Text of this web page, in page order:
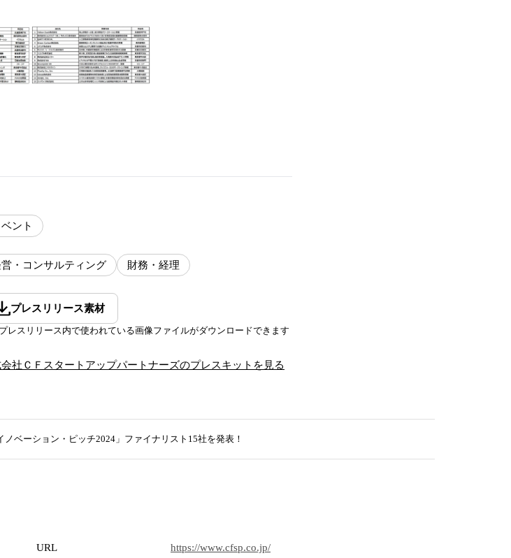
ント
・コンサルティング 財務・経理
プレスリリース素材
レスリリース内で使われている画像ファイルがダウンロードできます
社ＣＦスタートアップパートナーズのプレスキットを見る
ノベーション・ピッチ2024」ファイナリスト15社を発表！
URL
https://www.cfsp.co.jp/